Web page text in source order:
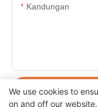
Kandungan
KIRIM
We use cookies to
on and off our